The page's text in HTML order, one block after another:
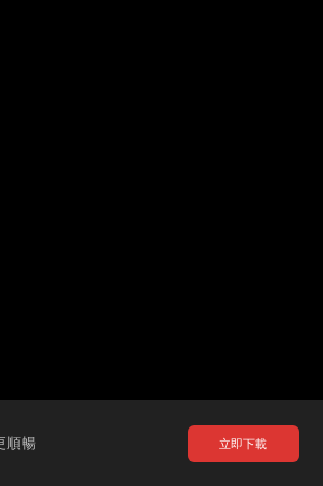
順暢 立即下載